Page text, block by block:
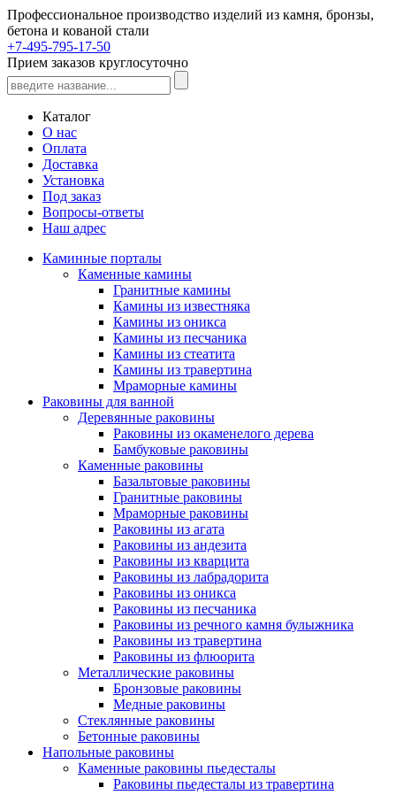
Профессиональное производство изделий из камня, бронзы,
бетона и кованой стали
+7-495-795-17-50
Прием заказов круглосуточно
Каталог
О нас
Оплата
Доставка
Установка
Под заказ
Вопросы-ответы
Наш адрес
Каминные порталы
Каменные камины
Гранитные камины
Камины из известняка
Камины из оникса
Камины из песчаника
Камины из стеатита
Камины из травертина
Мраморные камины
Раковины для ванной
Деревянные раковины
Раковины из окаменелого дерева
Бамбуковые раковины
Каменные раковины
Базальтовые раковины
Гранитные раковины
Мраморные раковины
Раковины из агата
Раковины из андезита
Раковины из кварцита
Раковины из лабрадорита
Раковины из оникса
Раковины из песчаника
Раковины из речного камня булыжника
Раковины из травертина
Раковины из флюорита
Металлические раковины
Бронзовые раковины
Медные раковины
Стеклянные раковины
Бетонные раковины
Напольные раковины
Каменные раковины пьедесталы
Раковины пьедесталы из травертина